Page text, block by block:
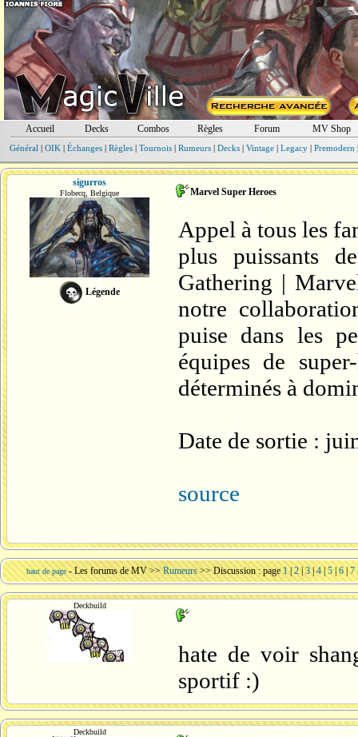
Accueil Decks Combos Règles Forum MV Shop
Général | OIK | Échanges| Règles| Tournois| Rumeurs| Decks| Vintage| Legacy| Premodern
sigurros
Flobecq, Belgique
Légende
Marvel Super Heroes
Appel à tous les
plus puissants
Gathering |
notre
puise dans les
équipes de
déterminés à
Date de sortie :
source
haut de page -Les forums de MV>>Rumeurs >> Discussion : page1|2|3 |4 |5|6 |7
Deckbuild
hate de voir
sportif :)
Deckbuild